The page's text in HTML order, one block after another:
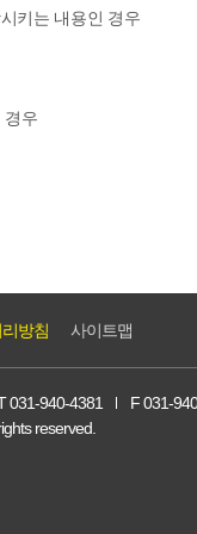
키는 내용인 경우
경우
방침 사이트맵
031-940-4381
F 031-
reserved.